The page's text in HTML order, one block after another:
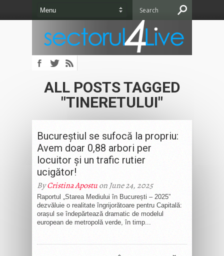
ALL POSTS TAGGED
"TINERETULUI"
Bucureștiul se sufocă la propriu:
Avem doar 0,88 arbori per
locuitor și un trafic rutier
ucigător!
ByCristina Apostuon June 24, 2025
Raportul „Starea Mediului în București – 2025”
dezvăluie o realitate îngrijorătoare pentru Capitală:
orașul se îndepărtează dramatic de modelul
european de metropolă verde, în timp...